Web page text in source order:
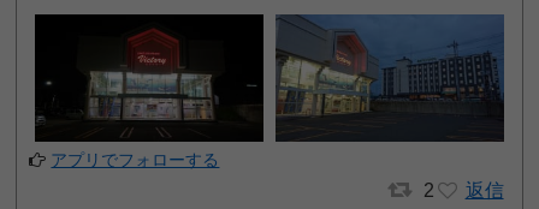
アプリでフォローする
2 返信